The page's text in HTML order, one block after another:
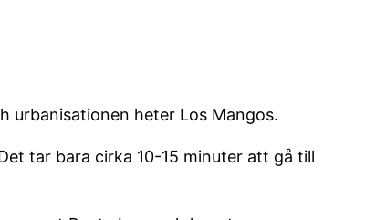
urbanisationen heter Los Mangos.
tar bara cirka 10-15 minuter att gå till